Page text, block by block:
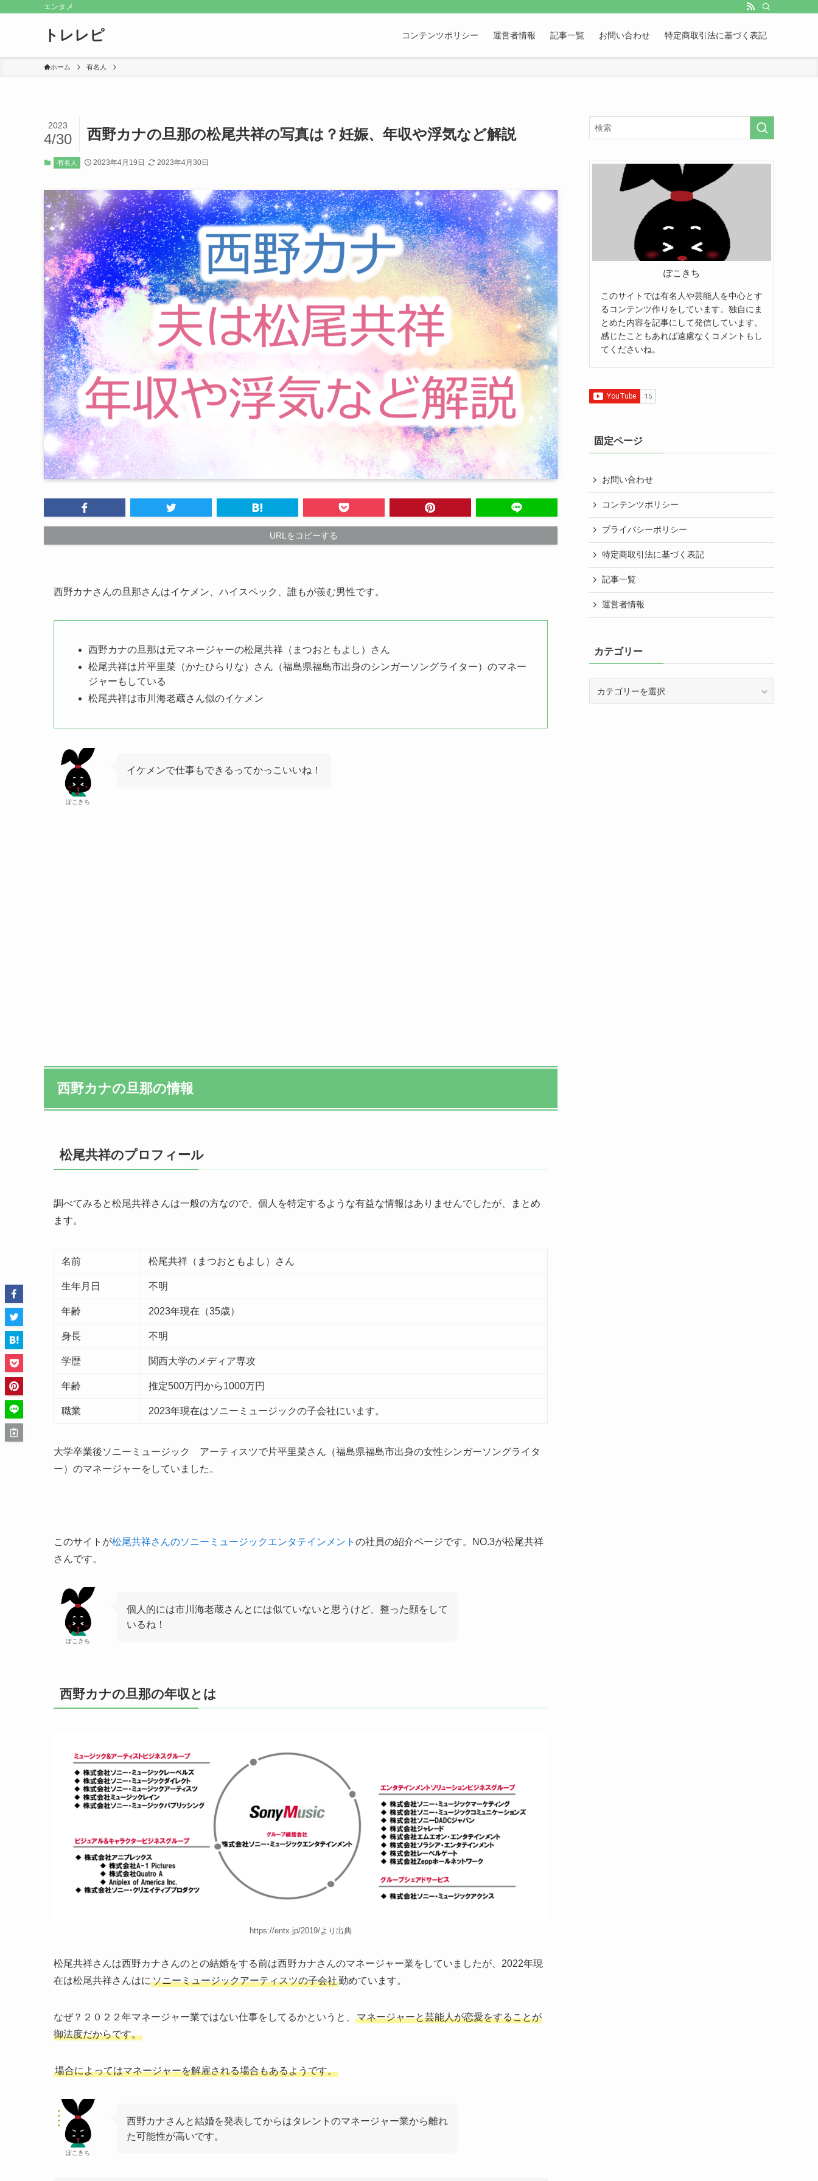
エンタメ
トレレピ コンテンツポリシー 運営者情報 記事一覧 お問い合わせ 特定商取引法に基づく表記
ホーム 有名人
西野カナの旦那の松尾共祥の写真は？妊娠、年収や浮気など解説
2023
4/30
有名人 2023年4月19日 2023年4月30日
URLをコピーする
西野カナさんの旦那さんはイケメン、ハイスペック、誰もが羨む男性です。
西野カナの旦那は元マネージャーの松尾共祥（まつおともよし）さん
松尾共祥は片平里菜（かたひらりな）さん（福島県福島市出身のシンガーソングライター）のマネー
ジャーもしている
松尾共祥は市川海老蔵さん似のイケメン
ぽこきち
イケメンで仕事もできるってかっこいいね！
西野カナの旦那の情報
松尾共祥のプロフィール
調べてみると松尾共祥さんは一般の方なので、個人を特定するような有益な情報はありませんでしたが、まとめ
ます。
名前 松尾共祥（まつおともよし）さん
生年月日 不明
年齢 2023年現在（35歳）
身長 不明
学歴 関西大学のメディア専攻
年齢 推定500万円から1000万円
職業 2023年現在はソニーミュージックの子会社にいます。
大学卒業後ソニーミュージック アーティスツで片平里菜さん（福島県福島市出身の女性シンガーソングライタ
ー）のマネージャーをしていました。
このサイトが松尾共祥さんのソニーミュージックエンタテインメント の社員の紹介ページです。NO.3が松尾共祥
さんです。
ぽこきち
個人的には市川海老蔵さんとには似ていないと思うけど、整った顔をして
いるね！
西野カナの旦那の年収とは
https://entx.jp/2019/より出典
松尾共祥さんは西野カナさんのとの結婚をする前は西野カナさんのマネージャー業をしていましたが、2022年現
在は松尾共祥さんはに ソニーミュージックアーティスツの子会社勤めています。
なぜ？２０２２年マネージャー業ではない仕事をしてるかというと、
マネージャーと芸能人が恋愛をすることが
御法度だからです。
場合によってはマネージャーを解雇される場合もあるようです。
ぽこきち
西野カナさんと結婚を発表してからはタレントのマネージャー業から離れ
た可能性が高いです。
ぽこきち
このサイトでは有名人や芸能人を中心とす
るコンテンツ作りをしています。独自にま
とめた内容を記事にして発信しています。
感じたこともあれば遠慮なくコメントもし
てくださいね。
固定ページ
お問い合わせ
コンテンツポリシー
プライバシーポリシー
特定商取引法に基づく表記
記事一覧
運営者情報
カテゴリー